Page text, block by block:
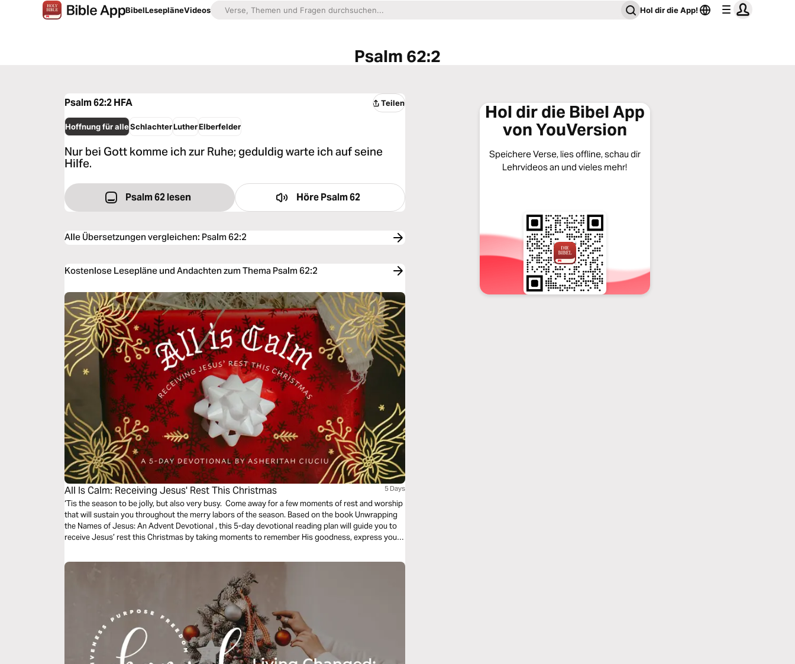
BibelLesepläneVideos Hol dir die App!
Psalm 62:2
Psalm 62:2HFA Teilen
Hoffnung für alleSchlachterLutherElberfelder
Nur bei Gott komme ich zur Ruhe; geduldig warte ich auf seine
Hilfe.
Psalm 62 lesen HörePsalm 62
Alle Übersetzungen vergleichen: Psalm 62:2
Kostenlose Lesepläne und Andachten zum Thema Psalm 62:2
All Is Calm: Receiving Jesus' Rest This Christmas 5 Days
‘Tis the season to be jolly, but also very busy. Come away for a few moments of rest and worship
that will sustain you throughout the merry labors of the season. Based on the book Unwrapping
the Names of Jesus: An Advent Devotional , this 5-day devotional reading plan will guide you to
receive Jesus’ rest this Christmas by taking moments to remember His goodness, express your
Hol dir die Bibel App
von YouVersion
Speichere Verse, lies offline, schau dir
Lehrvideos an und vieles mehr!